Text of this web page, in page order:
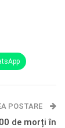
POSTARE
de morți în